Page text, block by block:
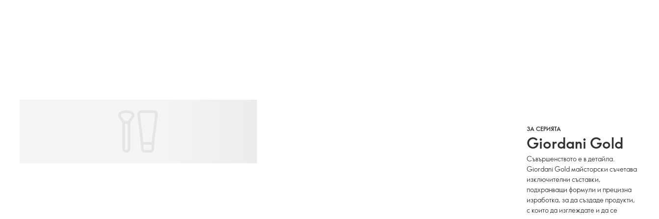
ЗА СЕРИЯТА
Giordani Gold
Съвършенството е в детайла.
Giordani Gold майсторски съчетава
изключителни съставки,
подхранващи формули и прецизна
изработка, за да създаде продукти,
с които да изглеждате и да се